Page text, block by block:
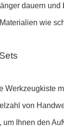
dauern
wie
Werkzeugkiste
von
um Ihnen den